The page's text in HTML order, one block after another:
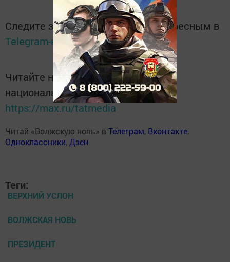
Следите за самым важным и интересным в
Telegram-каналеТатмедиа
Читайте новости Татарстана в
национальном мессенджере MАХ:
https://max.ru/tatmedia
Читай «Волжскую новь» в Телеграм, Вконтакте,
Одноклассники, Дзен
Теги:
ВЕРХНИЙ УСЛОН
ВОЛЖСКАЯ НОВЬ
ПРЕЗИДЕНТ